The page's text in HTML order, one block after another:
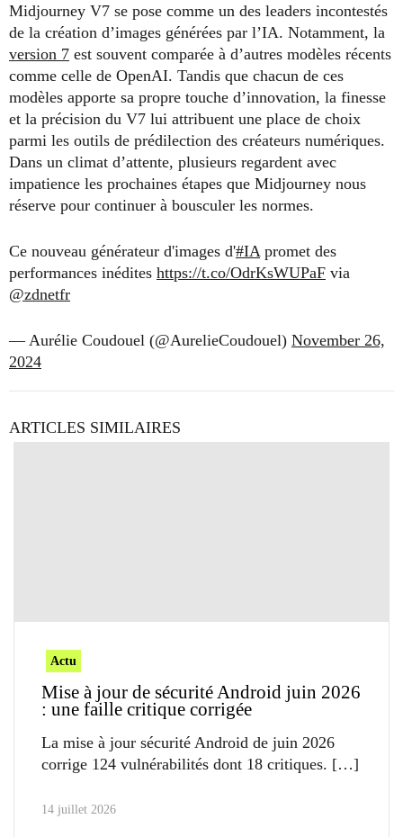
Midjourney V7 se pose comme un des leaders incontestés
de la création d’images générées par l’IA. Notamment, la
version 7 est souvent comparée à d’autres modèles récents
comme celle de OpenAI. Tandis que chacun de ces
modèles apporte sa propre touche d’innovation, la finesse
et la précision du V7 lui attribuent une place de choix
parmi les outils de prédilection des créateurs numériques.
Dans un climat d’attente, plusieurs regardent avec
impatience les prochaines étapes que Midjourney nous
réserve pour continuer à bousculer les normes.
Ce nouveau générateur d'images d'#IA promet des
performances inédites https://t.co/OdrKsWUPaF via
@zdnetfr
— Aurélie Coudouel (@AurelieCoudouel) November 26,
2024
ARTICLES SIMILAIRES
Actu
Mise à jour de sécurité Android juin 2026
: une faille critique corrigée
La mise à jour sécurité Android de juin 2026
corrige 124 vulnérabilités dont 18 critiques.
14 juillet 2026